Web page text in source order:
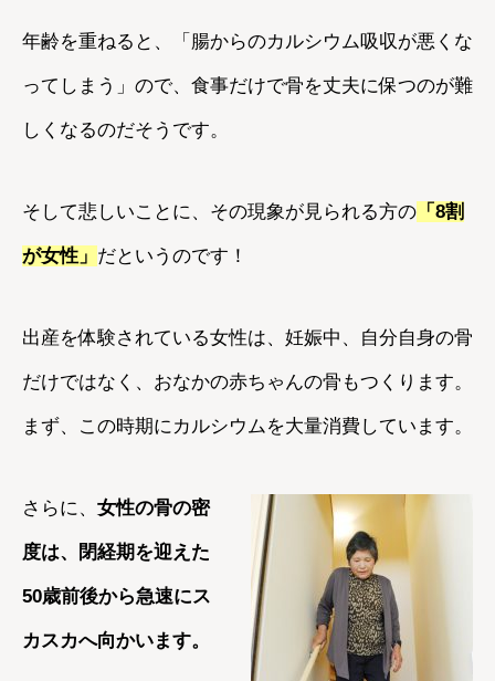
年齢を重ねると、「腸からのカルシウム吸収が悪くな
ってしまう」ので、食事だけで骨を丈夫に保つのが難
しくなるのだそうです。
そして悲しいことに、その現象が見られる方の 「8割
が女性」 だというのです！
出産を体験されている女性は、妊娠中、自分自身の骨
だけではなく、おなかの赤ちゃんの骨もつくります。
まず、この時期にカルシウムを大量消費しています。
さらに、 女性の骨の密
度は、閉経期を迎えた
50歳前後から急速にス
カスカへ向かいます。